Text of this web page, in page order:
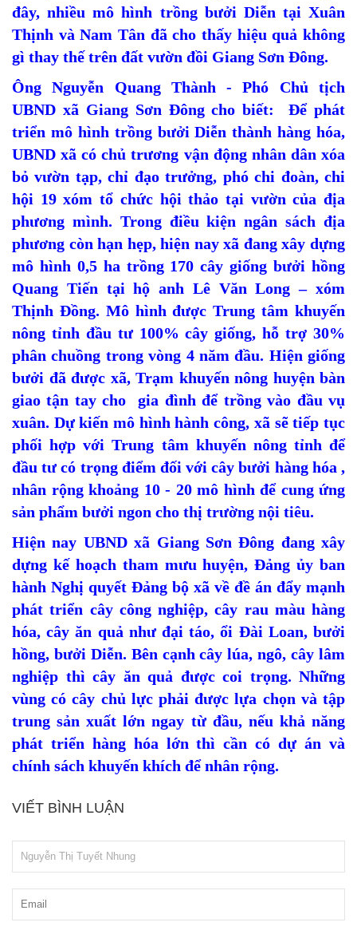
đây, nhiều mô hình trồng bưởi Diễn tại Xuân
Thịnh và Nam Tân đã cho thấy hiệu quả không
gì thay thế trên đất vườn đồi Giang Sơn Đông.
Ông Nguyễn Quang Thành - Phó Chủ tịch
UBND xã Giang Sơn Đông cho biết: Để phát
triển mô hình trồng bưởi Diễn thành hàng hóa,
UBND xã có chủ trương vận động nhân dân xóa
bỏ vườn tạp, chỉ đạo trưởng, phó chi đoàn, chi
hội 19 xóm tổ chức hội thảo tại vườn của địa
phương mình. Trong điều kiện ngân sách địa
phương còn hạn hẹp, hiện nay xã đang xây dựng
mô hình 0,5 ha trồng 170 cây giống bưởi hồng
Quang Tiến tại hộ anh Lê Văn Long – xóm
Thịnh Đồng. Mô hình được Trung tâm khuyến
nông tỉnh đầu tư 100% cây giống, hỗ trợ 30%
phân chuồng trong vòng 4 năm đầu. Hiện giống
bưởi đã được xã, Trạm khuyến nông huyện bàn
giao tận tay cho gia đình để trồng vào đầu vụ
xuân. Dự kiến mô hình hành công, xã sẽ tiếp tục
phối hợp với Trung tâm khuyến nông tỉnh để
đầu tư có trọng điểm đối với cây bưởi hàng hóa ,
nhân rộng khoảng 10 - 20 mô hình để cung ứng
sản phẩm bưởi ngon cho thị trường nội tiêu.
Hiện nay UBND xã Giang Sơn Đông đang xây
dựng kế hoạch tham mưu huyện, Đảng ủy ban
hành Nghị quyết Đảng bộ xã về đề án đẩy mạnh
phát triển cây công nghiệp, cây rau màu hàng
hóa, cây ăn quả như đại táo, ổi Đài Loan, bưởi
hồng, bưởi Diễn. Bên cạnh cây lúa, ngô, cây lâm
nghiệp thì cây ăn quả được coi trọng. Những
vùng có cây chủ lực phải được lựa chọn và tập
trung sản xuất lớn ngay từ đầu, nếu khả năng
phát triển hàng hóa lớn thì cần có dự án và
chính sách khuyến khích để nhân rộng.
VIẾT BÌNH LUẬN